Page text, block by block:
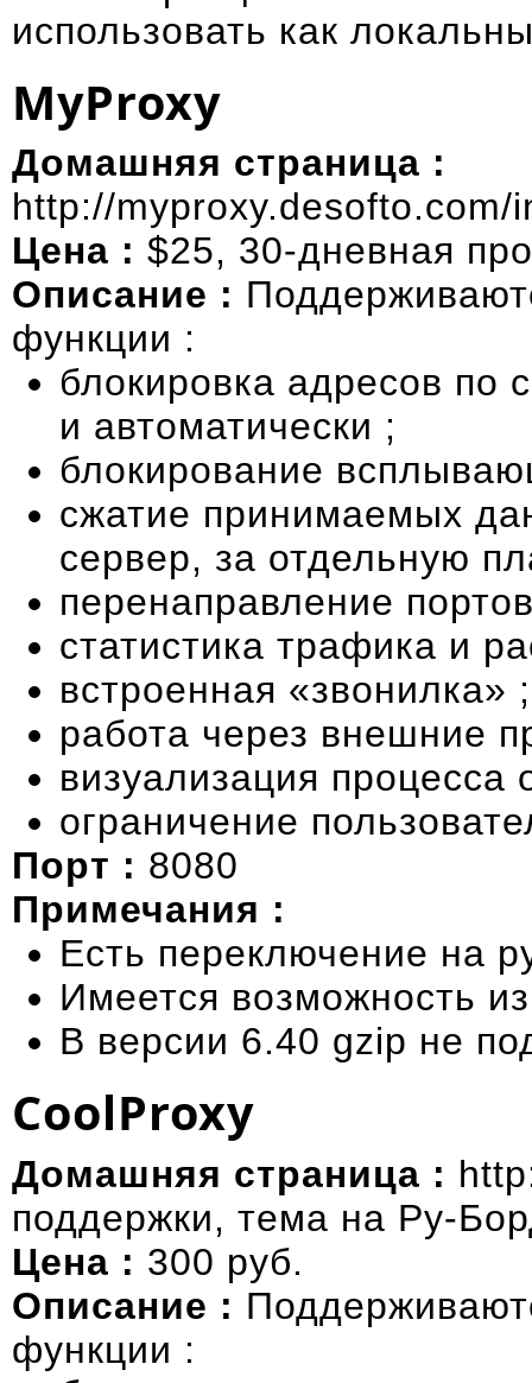
использовать как
MyProxy
Домашняя страница :
http://myproxy.desofto.com/
Цена : $25, 30-дневная
Описание :
функции :
блокировка адресов по
и автоматически ;
блокирование
сжатие принимаемых
сервер, за отдельную
перенаправление
статистика трафика и
встроенная «звонилка» ;
работа через внешние
визуализация процесса
ограничение
Порт : 8080
Примечания :
Есть переключение на
Имеется возможность
В версии 6.40 gzip не
CoolProxy
Домашняя страница :
поддержки, тема на Ру-
Цена : 300 руб.
Описание :
функции :